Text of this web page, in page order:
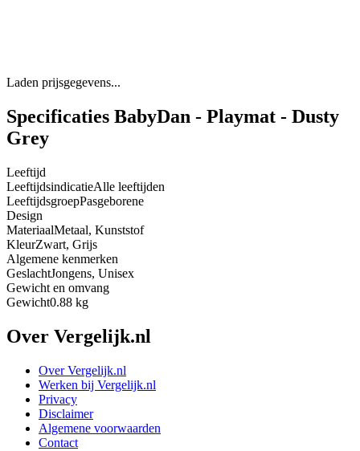
Laden prijsgegevens...
Specificaties BabyDan - Playmat - Dusty
Grey
Leeftijd
LeeftijdsindicatieAlle leeftijden
LeeftijdsgroepPasgeborene
Design
MateriaalMetaal, Kunststof
KleurZwart, Grijs
Algemene kenmerken
GeslachtJongens, Unisex
Gewicht en omvang
Gewicht0.88 kg
Over Vergelijk.nl
Over Vergelijk.nl
Werken bij Vergelijk.nl
Privacy
Disclaimer
Algemene voorwaarden
Contact